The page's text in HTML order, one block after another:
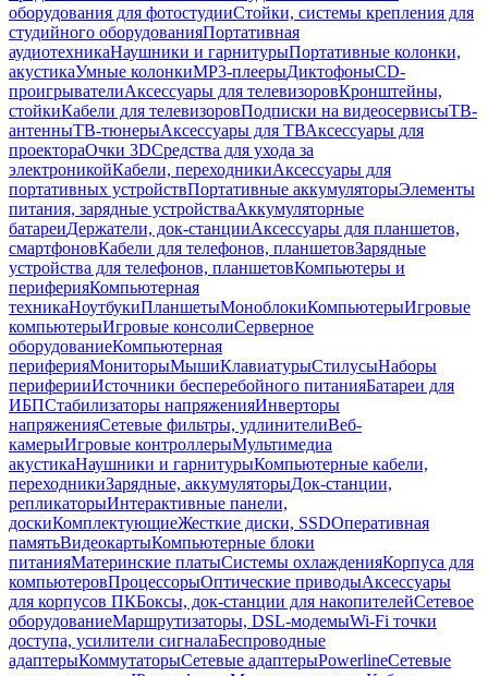
оборудования для фотостудииСтойки, системы крепления для
студийного оборудованияПортативная
аудиотехникаНаушники и гарнитурыПортативные колонки,
акустикаУмные колонкиMP3-плеерыДиктофоныCD-
проигрывателиАксессуары для телевизоровКронштейны,
стойкиКабели для телевизоровПодписки на видеосервисыТВ-
антенныТВ-тюнерыАксессуары для ТВАксессуары для
проектораОчки 3DСредства для ухода за
электроникойКабели, переходникиАксессуары для
портативных устройствПортативные аккумуляторыЭлементы
питания, зарядные устройстваАккумуляторные
батареиДержатели, док-станцииАксессуары для планшетов,
смартфоновКабели для телефонов, планшетовЗарядные
устройства для телефонов, планшетовКомпьютеры и
периферияКомпьютерная
техникаНоутбукиПланшетыМоноблокиКомпьютерыИгровые
компьютерыИгровые консолиСерверное
оборудованиеКомпьютерная
периферияМониторыМышиКлавиатурыСтилусыНаборы
периферииИсточники бесперебойного питанияБатареи для
ИБПСтабилизаторы напряженияИнверторы
напряженияСетевые фильтры, удлинителиВеб-
камерыИгровые контроллерыМультимедиа
акустикаНаушники и гарнитурыКомпьютерные кабели,
переходникиЗарядные, аккумуляторыДок-станции,
репликаторыИнтерактивные панели,
доскиКомплектующиеЖесткие диски, SSDОперативная
памятьВидеокартыКомпьютерные блоки
питанияМатеринские платыСистемы охлажденияКорпуса для
компьютеровПроцессорыОптические приводыАксессуары
для корпусов ПКБоксы, док-станции для накопителейСетевое
оборудованиеМаршрутизаторы, DSL-модемыWi-Fi точки
доступа, усилители сигналаБеспроводные
адаптерыКоммутаторыСетевые адаптерыPowerlineСетевые